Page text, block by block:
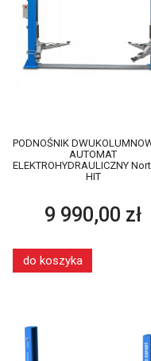
PODNOŚNIK
AUTOMAT
ELEKTROHYDRAULICZNY
HIT
9 990,00 zł
do koszyka